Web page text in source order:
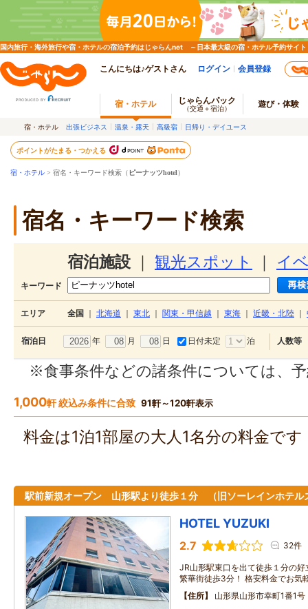
国内旅行・海外旅行や宿・ホテルの宿泊予約はじゃらんnet ～日本最大級の宿・ホテル予約サイト
こんにちは♪ゲストさん ログイン 会員登録
宿・ホテル じゃらんパック
（交通＋宿泊） 遊び・体験
宿・ホテル 出張ビジネス 温泉・露天 高級宿 日帰り・デイユース
ポイントがたまる・つかえる
宿・ホテル > 宿名・キーワード検索（ ピーナッツhotel）
宿名・キーワード検索
宿泊施設 観光スポット イ
キーワード
エリア 全国 北海道 東北 関東・甲信越 東海 近畿・北陸
宿泊日 年 月 日 日付未定 泊 人数等
※食事条件などの諸条件については、
1,000軒 絞込み条件に合致 91軒～120軒表示
料金は1泊1部屋の大人1名分の料金で
駅前新規オープン 山形駅より徒歩１分 （旧ソーレインホテル
HOTEL YUZUKI
2.7 32件
JR山形駅東口を出て徒歩１分の
繁華街徒歩3分！ 格安料金でお気
住所
山形県山形市幸町1番1号